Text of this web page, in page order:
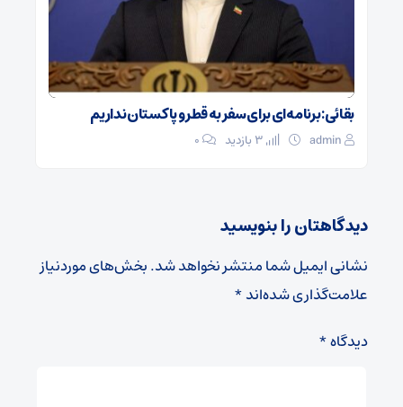
بقائی: برنامه‌ای برای سفر به قطر و پاکستان نداریم
admin ۰
دیدگاهتان را بنویسید
نشانی ایمیل شما منتشر نخواهد شد.بخش‌های موردنیاز
علامت‌گذاری شده‌اند*
دیدگاه*